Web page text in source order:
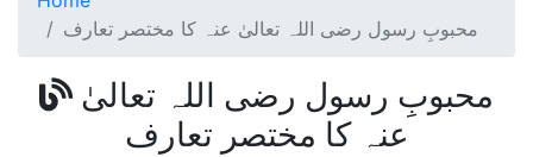
محبوبِ رسول رضی اللہ تعالیٰ عنہ کا مختصر تعارف
محبوبِ رسول رضی اللہ تعالیٰ
عنہ کا مختصر تعارف